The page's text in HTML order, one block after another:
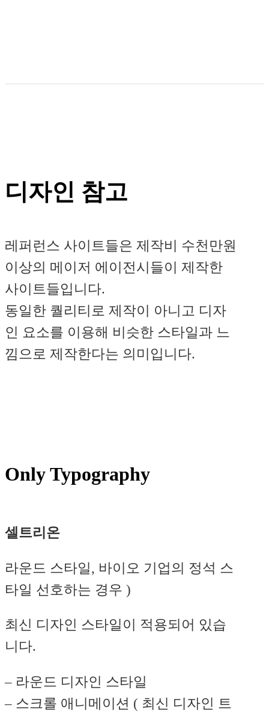
디자인 참고
레퍼런스 사이트들은 제작비 수천만원
이상의 메이저 에이전시들이 제작한
사이트들입니다.
동일한 퀄리티로 제작이 아니고 디자
인 요소를 이용해 비슷한 스타일과 느
낌으로 제작한다는 의미입니다.
Only Typography
셀트리온
라운드 스타일, 바이오 기업의 정석 스
타일 선호하는 경우 )
최신 디자인 스타일이 적용되어 있습
니다.
– 라운드 디자인 스타일
– 스크롤 애니메이션 ( 최신 디자인 트